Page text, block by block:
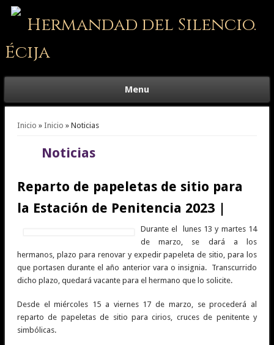
Hermandad del Silencio.
Écija
Menu
Se encuentra usted aquí
Inicio » Inicio » Noticias
Noticias
Reparto de papeletas de sitio para
la Estación de Penitencia 2023 |
Durante el lunes 13 y martes 14
de marzo, se dará a los
hermanos, plazo para renovar y expedir papeleta de sitio, para los
que portasen durante el año anterior vara o insignia. Transcurrido
dicho plazo, quedará vacante para el hermano que lo solicite.
Desde el miércoles 15 a viernes 17 de marzo, se procederá al
reparto de papeletas de sitio para cirios, cruces de penitente y
simbólicas.